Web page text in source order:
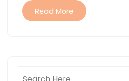
Read More